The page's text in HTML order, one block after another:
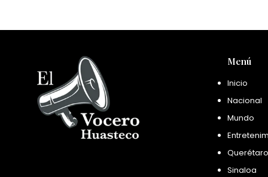
Menú
Inicio
Nacional
Mundo
Querétaro
Sinaloa